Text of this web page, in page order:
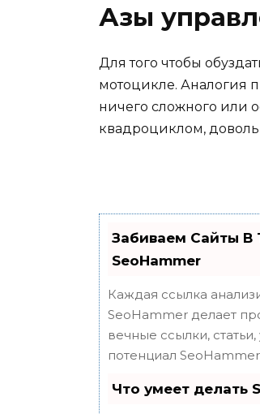
Азы
Для того чтобы
мотоцикле. Аналогия
ничего сложного или
квадроциклом,
Забиваем Сайты
SeoHammer
Каждая ссылка
SeoHammer делает
вечные ссылки,
потенциал
Что умеет делать